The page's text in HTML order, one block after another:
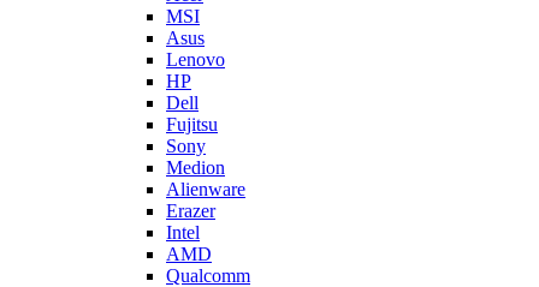
MSI
Asus
Lenovo
HP
Dell
Fujitsu
Sony
Medion
Alienware
Erazer
Intel
AMD
Qualcomm